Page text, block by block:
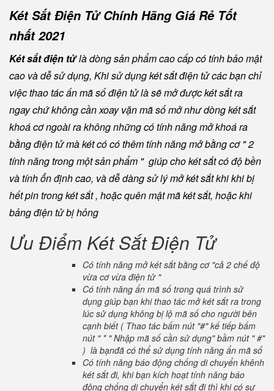
Két Sắt Điện Tử Chính Hãng Giá Rẻ Tốt
nhất 2021
Két sắt điện tửlà dòng sản phẩm cao cấp có tính bảo mật
cao và dễ sử dụng, Khi sử dụng két sắt điện tử các bạn chỉ
việc thao tác ấn mã số điện tử là sẽ mở được két sắt ra
ngay chứ không cần xoay vặn mã số mở như dòng két sắt
khoá cơ ngoài ra không những có tính năng mở khoá ra
bằng điện tử mà két có có thêm tính năng mở bằng cơ " 2
tính năng trong một sản phẩm " giúp cho két sắt có độ bền
và tính ổn định cao, và dễ dàng sử lý mở két sắt khi khi bị
hết pin trong két sắt , hoặc quên mật mã két sắt, hoặc khi
bảng điện tử bị hỏng
Ưu Điểm Két Sắt Điện Tử
Có tính năng mở két sắt bằng cơ "cả 2 chế độ
vừa cơ vừa điện tử "
Có tính năng ẩn mã số trong quá trình sử
dụng giúp bạn khi thao tác mở két sắt ra trong
lúc sử dụng không bị lộ mã số cho người bên
cạnh biết ( Thao tác bấm nút "#" kế tiếp bấm
nút " * " Nhập mã số cần sử dụng" bầm nút " #"
) là bạnđã có thể sử dụng tính năng ẩn mã số
Có tính năng báo động chống di chuyển khênh
két sắt đi, khi bạn kích hoạt tính năng báo
động chống di chuyển két sắt đi thì khi có sự